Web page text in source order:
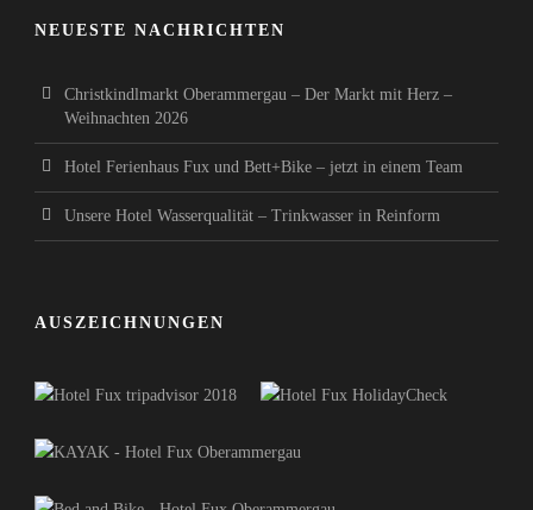
NEUESTE NACHRICHTEN
Christkindlmarkt Oberammergau – Der Markt mit Herz –
Weihnachten 2026
Hotel Ferienhaus Fux und Bett+Bike – jetzt in einem Team
Unsere Hotel Wasserqualität – Trinkwasser in Reinform
AUSZEICHNUNGEN